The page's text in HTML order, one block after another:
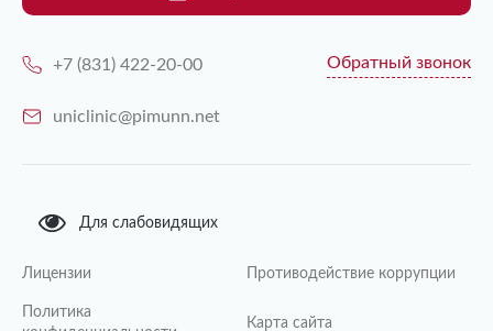
+7 (831) 422-20-00 Обратный звонок
uniclinic@pimunn.net
Для слабовидящих
Лицензии Противодействие коррупции
Политика
Карта сайта